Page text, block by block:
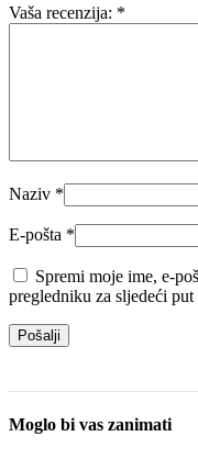
Vaša recenzija: *
Naziv *
E-pošta *
Spremi moje ime, e-
pregledniku za sljedeći
Moglo bi vas zanimati